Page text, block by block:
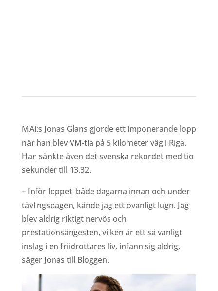
MAI:s Jonas Glans gjorde ett imponerande lopp
när han blev VM-tia på 5 kilometer väg i Riga.
Han sänkte även det svenska rekordet med tio
sekunder till 13.32.
– Inför loppet, både dagarna innan och under
tävlingsdagen, kände jag ett ovanligt lugn. Jag
blev aldrig riktigt nervös och
prestationsångesten, vilken är ett så vanligt
inslag i en friidrottares liv, infann sig aldrig,
säger Jonas till Bloggen.